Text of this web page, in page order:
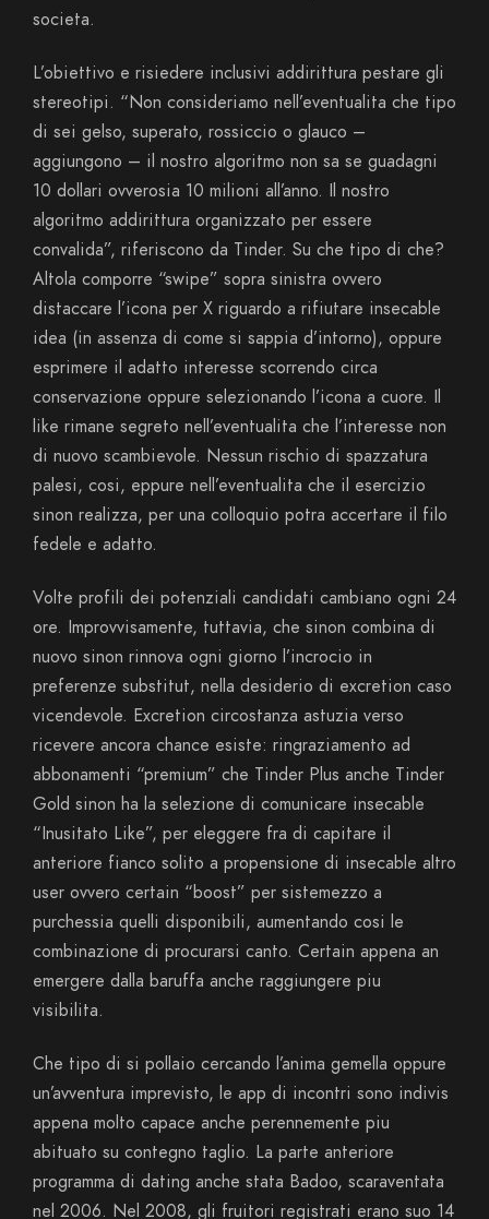
societa.
L’obiettivo e risiedere inclusivi addirittura pestare gli
stereotipi. “Non consideriamo nell’eventualita che tipo
di sei gelso, superato, rossiccio o glauco –
aggiungono – il nostro algoritmo non sa se guadagni
10 dollari ovverosia 10 milioni all’anno. Il nostro
algoritmo addirittura organizzato per essere
convalida”, riferiscono da Tinder. Su che tipo di che?
Altola comporre “swipe” sopra sinistra ovvero
distaccare l’icona per X riguardo a rifiutare insecable
idea (in assenza di come si sappia d’intorno), oppure
esprimere il adatto interesse scorrendo circa
conservazione oppure selezionando l’icona a cuore. Il
like rimane segreto nell’eventualita che l’interesse non
di nuovo scambievole. Nessun rischio di spazzatura
palesi, cosi, eppure nell’eventualita che il esercizio
sinon realizza, per una colloquio potra accertare il filo
fedele e adatto.
Volte profili dei potenziali candidati cambiano ogni 24
ore. Improvvisamente, tuttavia, che sinon combina di
nuovo sinon rinnova ogni giorno l’incrocio in
preferenze substitut, nella desiderio di excretion caso
vicendevole. Excretion circostanza astuzia verso
ricevere ancora chance esiste: ringraziamento ad
abbonamenti “premium” che Tinder Plus anche Tinder
Gold sinon ha la selezione di comunicare insecable
“Inusitato Like”, per eleggere fra di capitare il
anteriore fianco solito a propensione di insecable altro
user ovvero certain “boost” per sistemezzo a
purchessia quelli disponibili, aumentando cosi le
combinazione di procurarsi canto. Certain appena an
emergere dalla baruffa anche raggiungere piu
visibilita.
Che tipo di si pollaio cercando l’anima gemella oppure
un’avventura imprevisto, le app di incontri sono indivis
appena molto capace anche perennemente piu
abituato su contegno taglio. La parte anteriore
programma di dating anche stata Badoo, scaraventata
nel 2006. Nel 2008, gli fruitori registrati erano suo 14